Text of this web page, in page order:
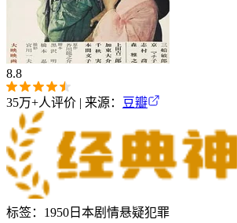
8.8
35万+人评价 | 来源： 豆瓣
标签： 1950 日本剧情悬疑犯罪